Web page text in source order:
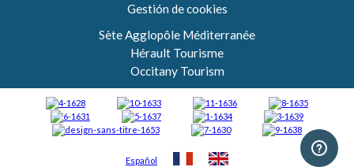
Gestión de cookies
Sète Agglopôle Méditerranée
Hérault Tourisme
Occitany Tourism
Español